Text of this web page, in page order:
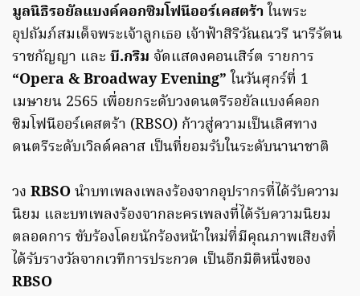
มูลนิธิรอยัลแบงค์คอกซิมโฟนีออร์เคสตร้าในพระ
อุปถัมภ์สมเด็จพระเจ้าลูกเธอ เจ้าฟ้าสิริวัณณวรี นารีรัตน
ราชกัญญา และ บี.กริม จัดแสดงคอนเสิร์ต รายการ
“Opera & Broadway Evening” ในวันศุกร์ที่ 1
เมษายน 2565 เพื่อยกระดับวงดนตรีรอยัลแบงค์คอก
ซิมโฟนีออร์เคสตร้า (RBSO) ก้าวสู่ความเป็นเลิศทาง
ดนตรีระดับเวิลด์คลาส เป็นที่ยอมรับในระดับนานาชาติ
วง RBSOนำบทเพลงเพลงร้องจากอุปรากรที่ได้รับความ
นิยม และบทเพลงร้องจากละครเพลงที่ได้รับความนิยม
ตลอดการ ขับร้องโดยนักร้องหน้าใหม่ที่มีคุณภาพเสียงที่
ได้รับรางวัลจากเวทีการประกวด เป็นอีกมิติหนึ่งของ
RBSO